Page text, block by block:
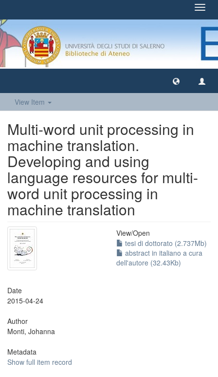
View Item
Multi-word unit processing in
machine translation.
Developing and using
language resources for multi-
word unit processing in
machine translation
View/Open
tesi di dottorato (2.737Mb)
abstract in italiano a cura
dell'autore (32.43Kb)
Date
2015-04-24
Author
Monti, Johanna
Metadata
Show full item record